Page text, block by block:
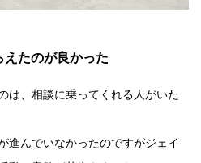
たのが良かった
は、相談に乗ってくれる人がいた
進んでいなかったのですがジェイ